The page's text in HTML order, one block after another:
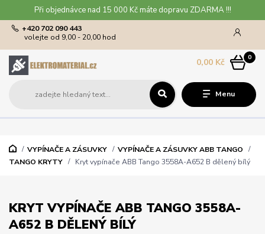
Při objednávce nad 15 000 Kč máte dopravu ZDARMA !!!
Menu
+420 702 090 443
volejte od 9,00 - 20,00 hod
0
0,00 Kč
VYPÍNAČE A ZÁSUVKY
VYPÍNAČE A ZÁSUVKY ABB TANGO
TANGO KRYTY
Kryt vypínače ABB Tango 3558A-A652 B dělený bílý
KRYT VYPÍNAČE ABB TANGO 3558A-
A652 B DĚLENÝ BÍLÝ